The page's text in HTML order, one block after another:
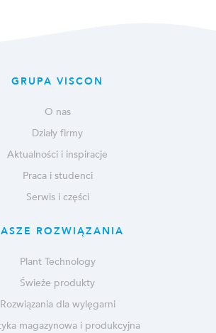
GRUPA VISCON
O nas
Działy firmy
Aktualności i inspiracje
Praca i studenci
Serwis i części
ROZWIĄZANIA
Plant Technology
Świeże produkty
Rozwiązania dla wylęgarni
magazynowa i produkcyjna